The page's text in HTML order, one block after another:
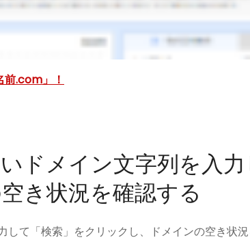
前.com」！
ドメイン文字列を入
き状況を確認する
して「検索」をクリックし、ドメインの空き状